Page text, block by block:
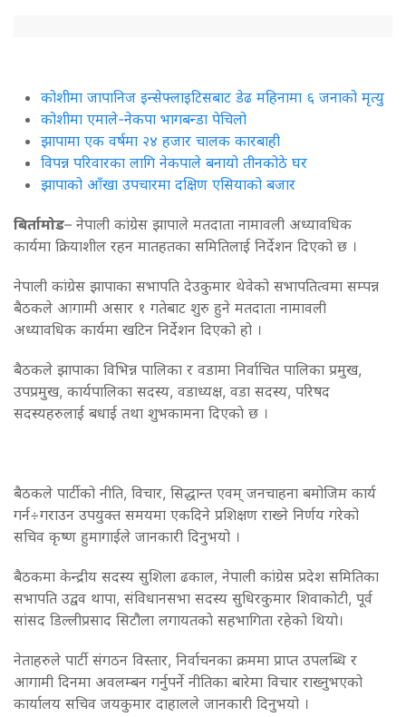
कोशीमा जापानिज इन्सेफ्लाइटिसबाट डेढ महिनामा ६ जनाको मृत्यु
कोशीमा एमाले-नेकपा भागबन्डा पेचिलो
झापामा एक वर्षमा २४ हजार चालक कारबाही
विपन्न परिवारका लागि नेकपाले बनायो तीनकोठे घर
झापाको आँखा उपचारमा दक्षिण एसियाको बजार
बिर्तामोड– नेपाली कांग्रेस झापाले मतदाता नामावली अध्यावधिक
कार्यमा क्रियाशील रहन मातहतका समितिलाई निर्देशन दिएको छ ।
नेपाली कांग्रेस झापाका सभापति देउकुमार थेवेको सभापतित्वमा सम्पन्न
बैठकले आगामी असार १ गतेबाट शुरु हुने मतदाता नामावली
अध्यावधिक कार्यमा खटिन निर्देशन दिएको हो ।
बैठकले झापाका विभिन्न पालिका र वडामा निर्वाचित पालिका प्रमुख,
उपप्रमुख, कार्यपालिका सदस्य, वडाध्यक्ष, वडा सदस्य, परिषद
सदस्यहरुलाई बधाई तथा शुभकामना दिएकाे छ ।
बैठकले पार्टीको नीति, विचार, सिद्धान्त एवम् जनचाहना बमोजिम कार्य
गर्न÷गराउन उपयुक्त समयमा एकदिने प्रशिक्षण राख्ने निर्णय गरेको
सचिव कृष्ण हुमागाईले जानकारी दिनुभयो ।
बैठकमा केन्द्रीय सदस्य सुशिला ढकाल, नेपाली कांग्रेस प्रदेश समितिका
सभापति उद्वव थापा, संविधानसभा सदस्य सुधिरकुमार शिवाकोटी, पूर्व
सांसद डिल्लीप्रसाद सिटौला लगायतकाे सहभागिता रहेको थियो।
नेताहरुले पार्टी संगठन विस्तार, निर्वाचनका क्रममा प्राप्त उपलब्धि र
आगामी दिनमा अवलम्बन गर्नुपर्ने नीतिका बारेमा विचार राख्नुभएको
कार्यालय सचिव जयकुमार दाहालले जानकारी दिनुभयो ।